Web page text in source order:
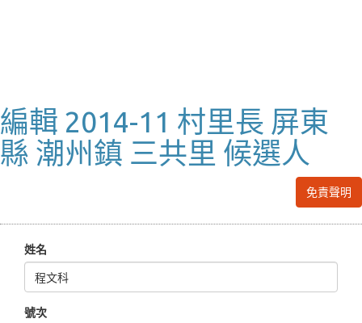
編輯 2014-11 村里長 屏東
縣 潮州鎮 三共里 候選人
免責聲明
姓名
號次